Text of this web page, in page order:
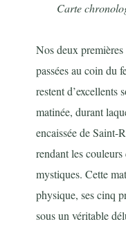
Carte
Nos deux
passées au coin du
restent d’excellents
matinée, durant
encaissée de Saint-
rendant les
mystiques. Cette
physique, ses cinq
sous un véritable